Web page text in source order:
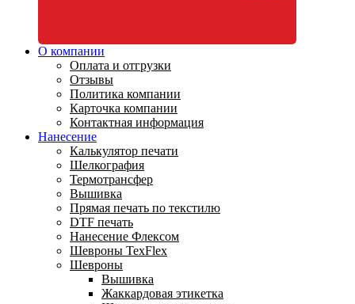
О компании
Оплата и отгрузки
Отзывы
Политика компании
Карточка компании
Контактная информация
Нанесение
Калькулятор печати
Шелкография
Термотрансфер
Вышивка
Прямая печать по текстилю
DTF печать
Нанесение Флексом
Шевроны TexFlex
Шевроны
Вышивка
Жаккардовая этикетка